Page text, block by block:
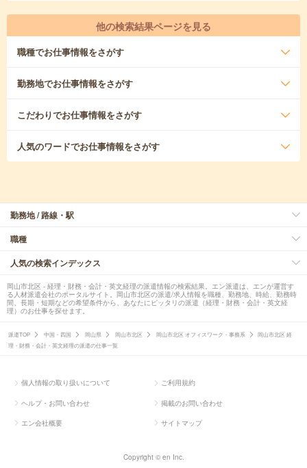
他の検索結果ページを見る
職種でお仕事情報をさがす
勤務地でお仕事情報をさがす
こだわりでお仕事情報をさがす
人気のワードでお仕事情報をさがす
勤務地 / 路線・駅
職種
人気の検索インデックス
岡山市北区 - 経理・財務・会計・英文経理の派遣情報の検索結果。エン派遣は、エンが運営す
る人材派遣会社のポータルサイト。岡山市北区の派遣/求人情報を職種、勤務地、時給、勤務時
間、長期・短期などの希望条件から、あなたにピッタリの派遣（経理・財務・会計・英文経
理）のお仕事を探せます。
派遣TOP 中国・四国 岡山県 岡山市北区 岡山市北区 オフィスワーク・事務系
岡山市北区 経
理・財務・会計・英文経理の派遣の仕事一覧
個人情報の取り扱いについて ご利用規約
ヘルプ・お問い合わせ 掲載のお問い合わせ
エン会社概要 サイトマップ
Copyright © en Inc.